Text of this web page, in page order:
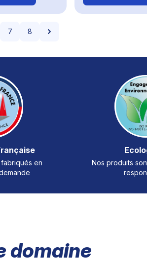
êtes en train de lire la page
Page
7 Page
8 Page
en
Nos produits
domaine